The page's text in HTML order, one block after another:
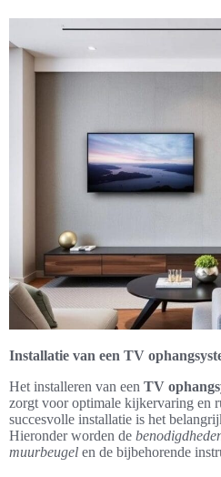
Installatie van een TV
Het installeren van een TV
zorgt voor optimale kijkervaring en
succesvolle installatie is het
Hieronder worden de
muurbeugel en de bijbehorende